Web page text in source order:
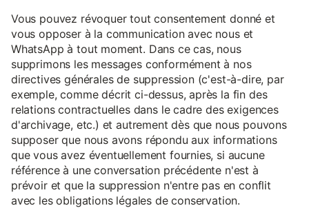
Vous pouvez révoquer tout consentement donné et
vous opposer à la communication avec nous et
WhatsApp à tout moment. Dans ce cas, nous
supprimons les messages conformément à nos
directives générales de suppression (c'est-à-dire, par
exemple, comme décrit ci-dessus, après la fin des
relations contractuelles dans le cadre des exigences
d'archivage, etc.) et autrement dès que nous pouvons
supposer que nous avons répondu aux informations
que vous avez éventuellement fournies, si aucune
référence à une conversation précédente n'est à
prévoir et que la suppression n'entre pas en conflit
avec les obligations légales de conservation.